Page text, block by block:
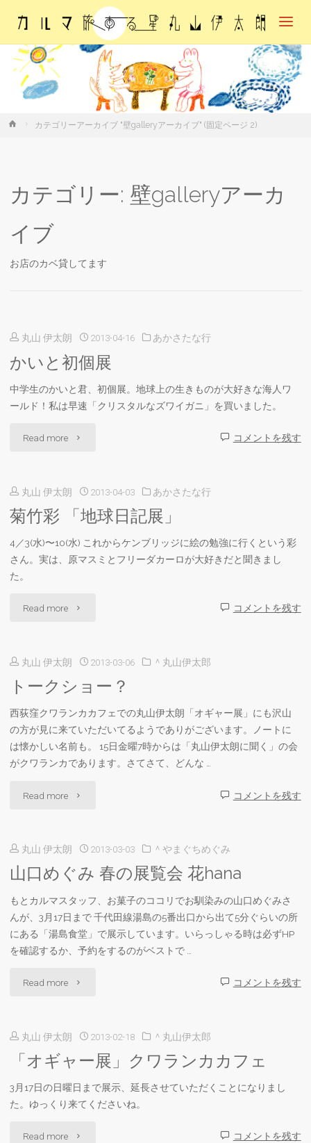
マ・
る
星・
丸山
伊太
ホ
カテゴリーアーカイブ "壁galleryアーカイブ" (固定ページ 2)
カテゴリー: 壁galleryアーカ
イブ
お店のカベ貸してます
丸山 伊太朗 2013-04-16 あかさたな行
かいと初個展
中学生のかいと君、初個展。地球上の生きものが大好きな海人ワ
ールド！私は早速「クリスタルなズワイガニ」を買いました。
Read more "か
と
初
個
コメントを残す
丸山 伊太朗 2013-04-03 あかさたな行
菊竹彩 「地球日記展」
4／3(水)〜10(水) これからケンブリッジに絵の勉強に行くという彩
さん。実は、原マスミとフリーダカーロが大好きだと聞きまし
た。
Read more "菊
彩
「地
球
日
展」"
コメントを残す
丸山 伊太朗 2013-03-06 ＾丸山伊太郎
トークショー？
西荻窪クワランカカフェでの丸山伊太朗「オギャー展」にも沢山
の方が見に来ていただいてるようでありがございます。ノートに
は懐かしい名前も。 15日金曜7時からは「丸山伊太朗に聞く」の会
がクワランカであります。さてさて、どんな …
Read more "ト
ク
シ
ョ
ー？"
コメントを残す
丸山 伊太朗 2013-03-03 ＾やまぐちめぐみ
山口めぐみ 春の展覧会 花hana
もとカルマスタッフ、お菓子のココリでお馴染みの山口めぐみさ
んが、3月17日まで 千代田線湯島の5番出口から出て5分ぐらいの所
にある「湯島食堂」で展示しています。いらっしゃる時は必ずHP
を確認するか、予約をするのがベストで …
Read more "山
め
ぐ
み
コメントを残す
丸山 伊太朗 2013-02-18 ＾丸山伊太郎
「オギャー展」クワランカカフェ
3月17日の日曜日まで展示、延長させていただくことになりまし
た。ゆっくり来てくださいね。
Read more "「オ コメントを残す